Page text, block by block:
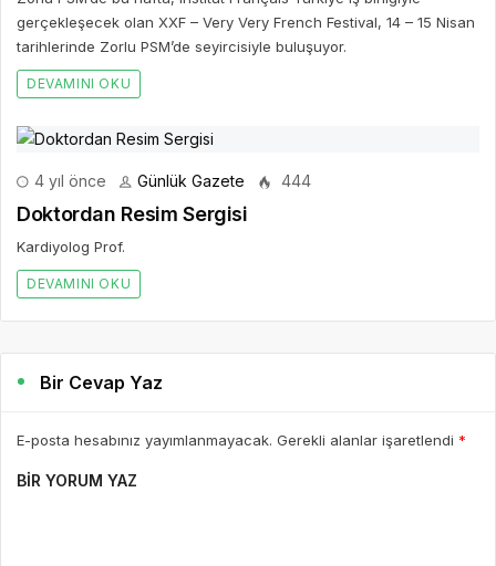
gerçekleşecek olan XXF – Very Very French Festival, 14 – 15 Nisan
tarihlerinde Zorlu PSM’de seyircisiyle buluşuyor.
DEVAMINI OKU
4 yıl önce Günlük Gazete 444
Doktordan Resim Sergisi
Kardiyolog Prof.
DEVAMINI OKU
Bir Cevap Yaz
E-posta hesabınız yayımlanmayacak. Gerekli alanlar işaretlendi *
BIR YORUM YAZ